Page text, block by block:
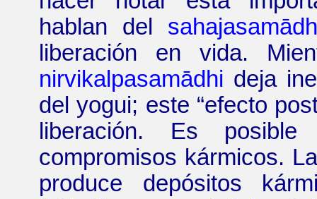
hablan del sahajasamā
liberación en vida.
nirvikalpasamādhi deja
del yogui; este “efecto
liberación. Es
compromisos kármicos.
produce depósitos